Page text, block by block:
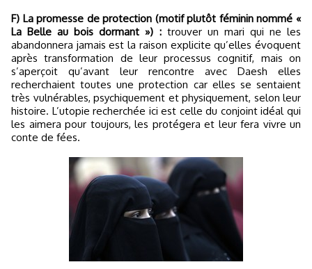
F) La promesse de protection (motif plutôt féminin nommé «
La Belle au bois dormant ») :trouver un mari qui ne les
abandonnera jamais est la raison explicite qu’elles évoquent
après transformation de leur processus cognitif, mais on
s’aperçoit qu’avant leur rencontre avec Daesh elles
recherchaient toutes une protection car elles se sentaient
très vulnérables, psychiquement et physiquement, selon leur
histoire. L’utopie recherchée ici est celle du conjoint idéal qui
les aimera pour toujours, les protégera et leur fera vivre un
conte de fées.